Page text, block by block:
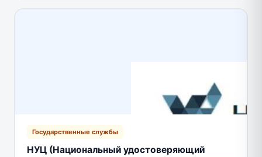
Государственные службы
НУЦ (Национальный удостоверяющий